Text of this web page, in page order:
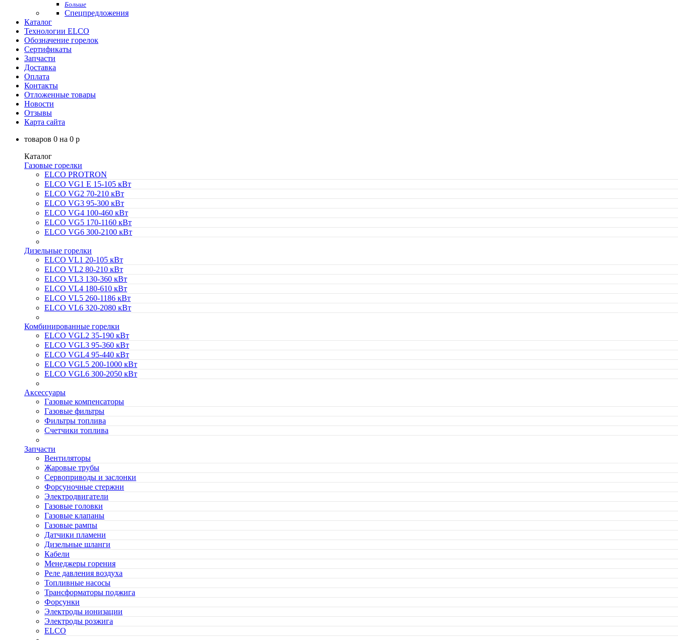
Больше
Спецпредложения
Каталог
Технологии ELCO
Обозначение горелок
Сертификаты
Запчасти
Доставка
Оплата
Контакты
Отложенные товары
Новости
Отзывы
Карта сайта
товаров 0 на 0 p
Каталог
Газовые горелки
ELCO PROTRON
ELCO VG1 E 15-105 кВт
ELCO VG2 70-210 кВт
ELCO VG3 95-300 кВт
ELCO VG4 100-460 кВт
ELCO VG5 170-1160 кВт
ELCO VG6 300-2100 кВт
Дизельные горелки
ELCO VL1 20-105 кВт
ELCO VL2 80-210 кВт
ELCO VL3 130-360 кВт
ELCO VL4 180-610 кВт
ELCO VL5 260-1186 кВт
ELCO VL6 320-2080 кВт
Комбинированные горелки
ELCO VGL2 35-190 кВт
ELCO VGL3 95-360 кВт
ELCO VGL4 95-440 кВт
ELCO VGL5 200-1000 кВт
ELCO VGL6 300-2050 кВт
Аксессуары
Газовые компенсаторы
Газовые фильтры
Фильтры топлива
Счетчики топлива
Запчасти
Вентиляторы
Жаровые трубы
Сервоприводы и заслонки
Форсуночные стержни
Электродвигатели
Газовые головки
Газовые клапаны
Газовые рампы
Датчики пламени
Дизельные шланги
Кабели
Менеджеры горения
Реле давления воздуха
Топливные насосы
Трансформаторы поджига
Форсунки
Электроды ионизации
Электроды розжига
ELCO